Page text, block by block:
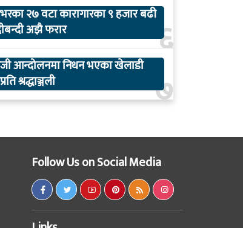
६
२७ वटा कारागारका ९ हजार बढी
अझै फरार
७
आन्दोलनमा निधन भएका खेलाडी
श्रद्धाञ्जली
Follow Us on Social Media